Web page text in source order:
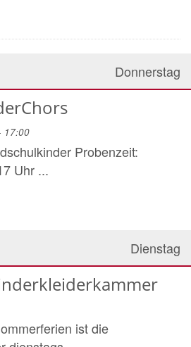
Donnerstag
17:00
Probenzeit:
Uhr ...
Dienstag
ist die